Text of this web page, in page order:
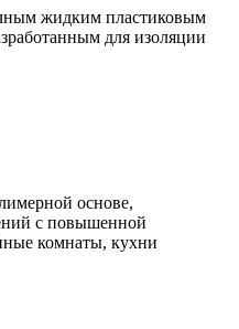
жидким пластиковым
для изоляции
основе,
с повышенной
комнаты, кухни